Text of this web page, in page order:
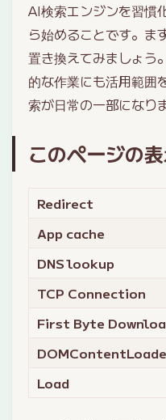
AI検索エンジンを習慣
ら始めることです。ま
置き換えてみましょう
的な作業にも活用範囲
索が日常の一部になり
このページの
Redirect
App cache
DNS lookup
TCP Connection
First Byte
Load